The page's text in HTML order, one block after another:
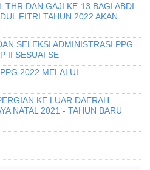
THR DAN GAJI KE-13 BAGI ABDI
FITRI TAHUN 2022 AKAN
SELEKSI ADMINISTRASI PPG
II SESUAI SE
2022 MELALUI
KE LUAR DAERAH
NATAL 2021 - TAHUN BARU